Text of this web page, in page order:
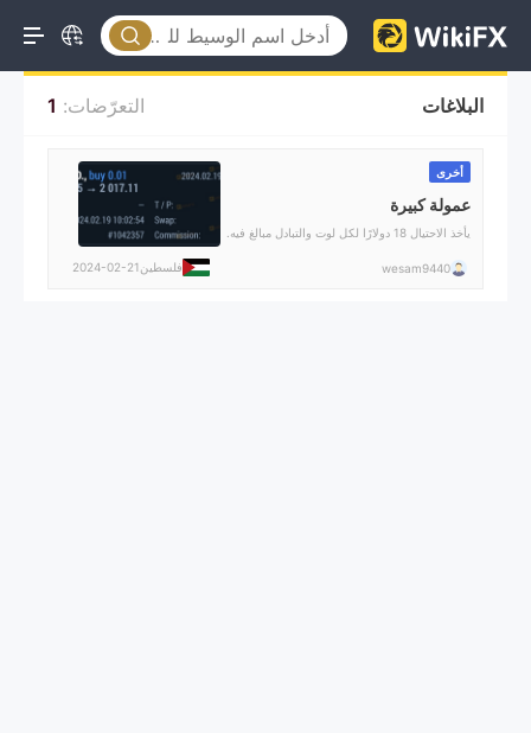
البلاغات التعرّضات: 1
أخرى
عمولة كبيرة
يأخذ الاحتيال 18 دولارًا لكل لوت والتبادل مبالغ فيه.
wesam9440 فلسطين2024-02-21